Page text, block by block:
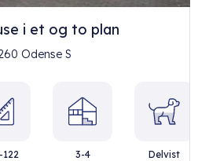
i et og to plan
Odense S
122 3-4
Delvist